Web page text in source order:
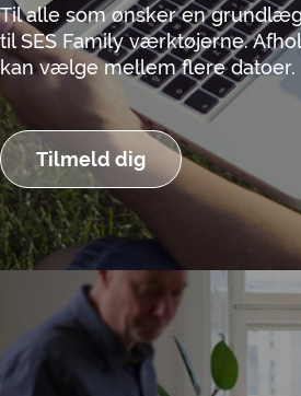
Til alle som ønsker en
til SES Family værktøjerne.
kan vælge mellem flere datoer.
Tilmeld dig